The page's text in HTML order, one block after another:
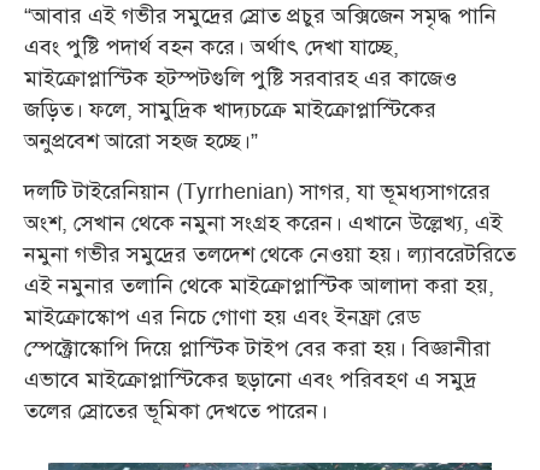
“আবার এই গভীর সমুদ্রের স্রোত প্রচুর অক্সিজেন সমৃদ্ধ পানি
এবং পুষ্টি পদার্থ বহন করে। অর্থাৎ দেখা যাচ্ছে,
মাইক্রোপ্লাস্টিক হটস্পটগুলি পুষ্টি সরবারহ এর কাজেও
জড়িত। ফলে, সামুদ্রিক খাদ্যচক্রে মাইক্রোপ্লাস্টিকের
অনুপ্রবেশ আরো সহজ হচ্ছে।”
দলটি টাইরেনিয়ান (Tyrrhenian) সাগর, যা ভূমধ্যসাগরের
অংশ, সেখান থেকে নমুনা সংগ্রহ করেন। এখানে উল্লেখ্য, এই
নমুনা গভীর সমুদ্রের তলদেশ থেকে নেওয়া হয়। ল্যাবরেটরিতে
এই নমুনার তলানি থেকে মাইক্রোপ্লাস্টিক আলাদা করা হয়,
মাইক্রোস্কোপ এর নিচে গোণা হয় এবং ইনফ্রা রেড
স্পেক্ট্রোস্কোপি দিয়ে প্লাস্টিক টাইপ বের করা হয়। বিজ্ঞানীরা
এভাবে মাইক্রোপ্লাস্টিকের ছড়ানো এবং পরিবহণ এ সমুদ্র
তলের স্রোতের ভূমিকা দেখতে পারেন।